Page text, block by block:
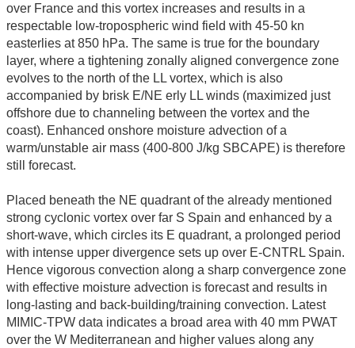
over France and this vortex increases and results in a
respectable low-tropospheric wind field with 45-50 kn
easterlies at 850 hPa. The same is true for the boundary
layer, where a tightening zonally aligned convergence zone
evolves to the north of the LL vortex, which is also
accompanied by brisk E/NE erly LL winds (maximized just
offshore due to channeling between the vortex and the
coast). Enhanced onshore moisture advection of a
warm/unstable air mass (400-800 J/kg SBCAPE) is therefore
still forecast.
Placed beneath the NE quadrant of the already mentioned
strong cyclonic vortex over far S Spain and enhanced by a
short-wave, which circles its E quadrant, a prolonged period
with intense upper divergence sets up over E-CNTRL Spain.
Hence vigorous convection along a sharp convergence zone
with effective moisture advection is forecast and results in
long-lasting and back-building/training convection. Latest
MIMIC-TPW data indicates a broad area with 40 mm PWAT
over the W Mediterranean and higher values along any